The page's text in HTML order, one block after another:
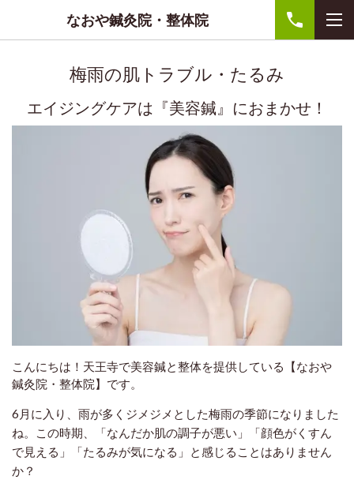
なおや鍼灸院・整体院
梅雨の肌トラブル・たるみ
エイジングケアは『美容鍼』におまかせ！
こんにちは！天王寺で美容鍼と整体を提供している【なおや
鍼灸院・整体院】です。
6月に入り、雨が多くジメジメとした梅雨の季節になりました
ね。この時期、「なんだか肌の調子が悪い」「顔色がくすん
で見える」「たるみが気になる」と感じることはありません
か？